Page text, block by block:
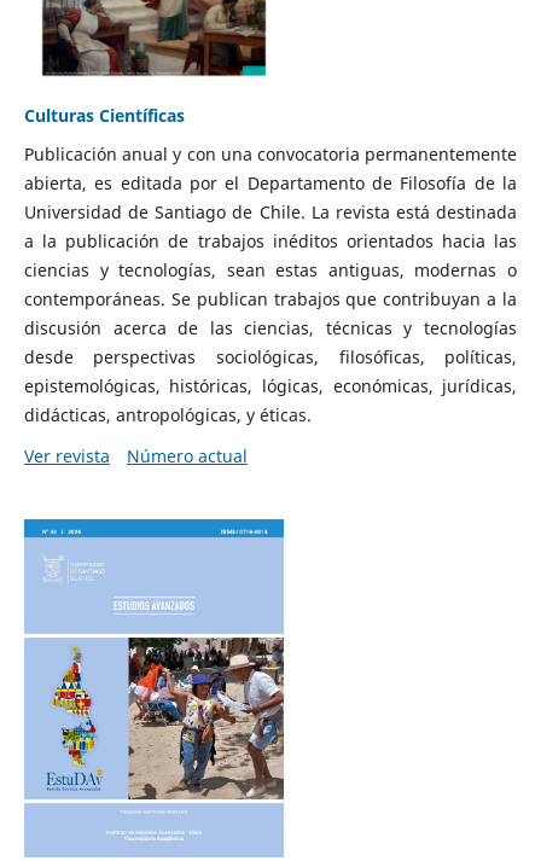
Culturas Científicas
Publicación anual y con una convocatoria permanentemente
abierta, es editada por el Departamento de Filosofía de la
Universidad de Santiago de Chile. La revista está destinada
a la publicación de trabajos inéditos orientados hacia las
ciencias y tecnologías, sean estas antiguas, modernas o
contemporáneas. Se publican trabajos que contribuyan a la
discusión acerca de las ciencias, técnicas y tecnologías
desde perspectivas sociológicas, filosóficas, políticas,
epistemológicas, históricas, lógicas, económicas, jurídicas,
didácticas, antropológicas, y éticas.
Ver revista
Número actual